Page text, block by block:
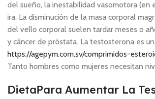
del sueño, la inestabilidad vasomotora (en
ira. La disminución de la masa corporal
del vello corporal suelen tardar meses o
y cáncer de próstata. La testosterona es
https://agepym.com.sv/comprimidos-
Tanto hombres como mujeres necesitan
DietaPara Aumentar La